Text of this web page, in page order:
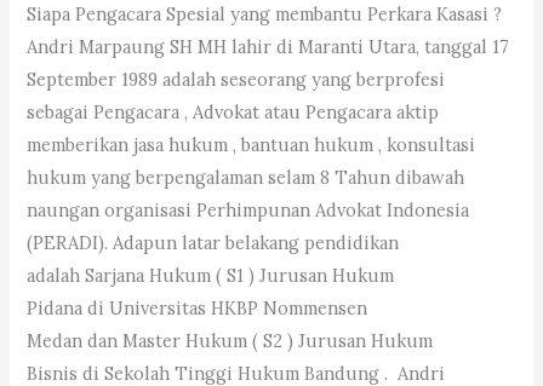
Liona
N.
Supriatna.,
S.H.,
M.Hum.
–
Andri
Marpaung,
S.H.
M.H.&
Partners
Siapa Pengacara Spesial yang membantu Perkara Kasasi ?
Andri Marpaung SH MH lahir di Maranti Utara, tanggal 17
September 1989 adalah seseorang yang berprofesi
sebagai Pengacara , Advokat atau Pengacara aktip
memberikan jasa hukum , bantuan hukum , konsultasi
hukum yang berpengalaman selam 8 Tahun dibawah
naungan organisasi Perhimpunan Advokat Indonesia
(PERADI). Adapun latar belakang pendidikan
adalah Sarjana Hukum ( S1 ) Jurusan Hukum
Pidana di Universitas HKBP Nommensen
Medan dan Master Hukum ( S2 ) Jurusan Hukum
Bisnis di Sekolah Tinggi Hukum Bandung . Andri